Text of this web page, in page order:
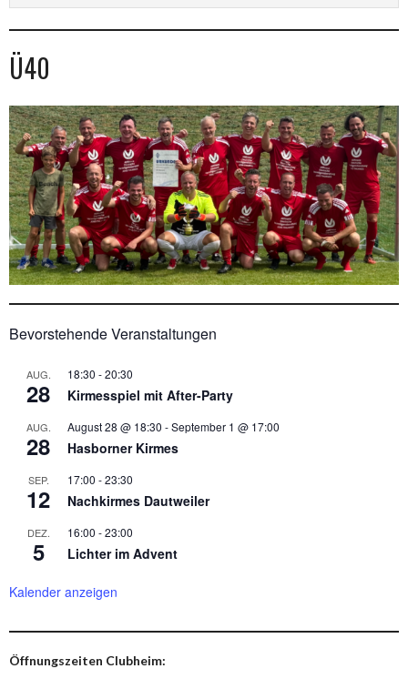
Ü40
Bevorstehende Veranstaltungen
AUG.
28
18:30 -20:30
Kirmesspiel mit After-Party
AUG.
28
August 28 @ 18:30 -September 1 @ 17:00
Hasborner Kirmes
SEP.
12
17:00 -23:30
Nachkirmes Dautweiler
DEZ.
5
16:00 -23:00
Lichter im Advent
Kalender anzeigen
Öffnungszeiten Clubheim: